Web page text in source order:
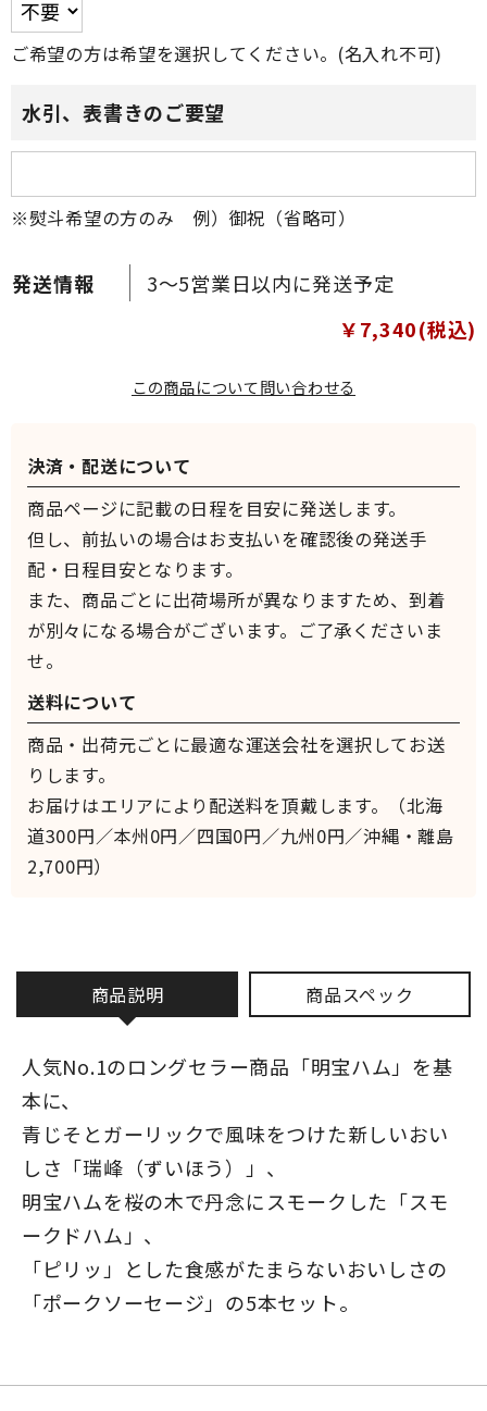
￥7,340(税込)
3～5営業日以内に発送予定
ご希望の方は希望を選択してください。(名入れ不可)
水引、表書きのご要望
※熨斗希望の方のみ 例）御祝（省略可）
この商品について問い合わせる
商品説明 商品スペック
人気No.1のロングセラー商品「明宝ハム」を基
本に、
青じそとガーリックで風味をつけた新しいおい
しさ「瑞峰（ずいほう）」、
明宝ハムを桜の木で丹念にスモークした「スモ
ークドハム」、
「ピリッ」とした食感がたまらないおいしさの
「ポークソーセージ」の5本セット。
決済・配送について
商品ページに記載の日程を目安に発送します。
但し、前払いの場合はお支払いを確認後の発送手
配・日程目安となります。
また、商品ごとに出荷場所が異なりますため、到着
が別々になる場合がございます。ご了承くださいま
せ。
送料について
商品・出荷元ごとに最適な運送会社を選択してお送
りします。
お届けはエリアにより配送料を頂戴します。（北海
道300円／本州0円／四国0円／九州0円／沖縄・離島
2,700円）